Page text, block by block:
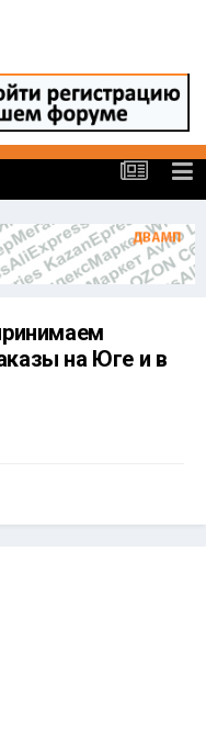
на Юге и в